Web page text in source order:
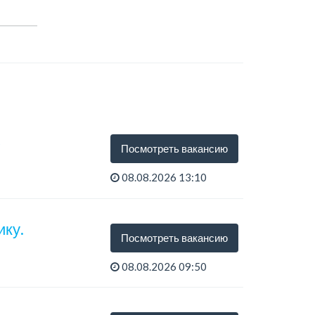
Посмотреть вакансию
08.08.2026 13:10
Посмотреть вакансию
08.08.2026 09:50